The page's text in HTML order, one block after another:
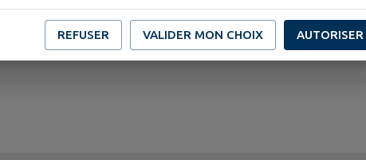
REFUSER VALIDER MON CHOIX AUTORISER